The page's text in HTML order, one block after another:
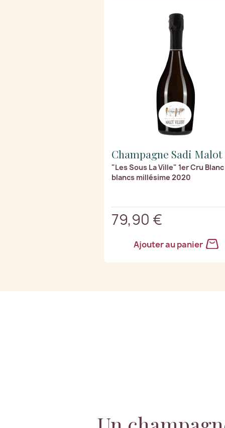
Champagne Sadi Malot
"Les Sous La Ville" 1er Cru
blancs millésime 2020
79,90 €
Ajouter au panier